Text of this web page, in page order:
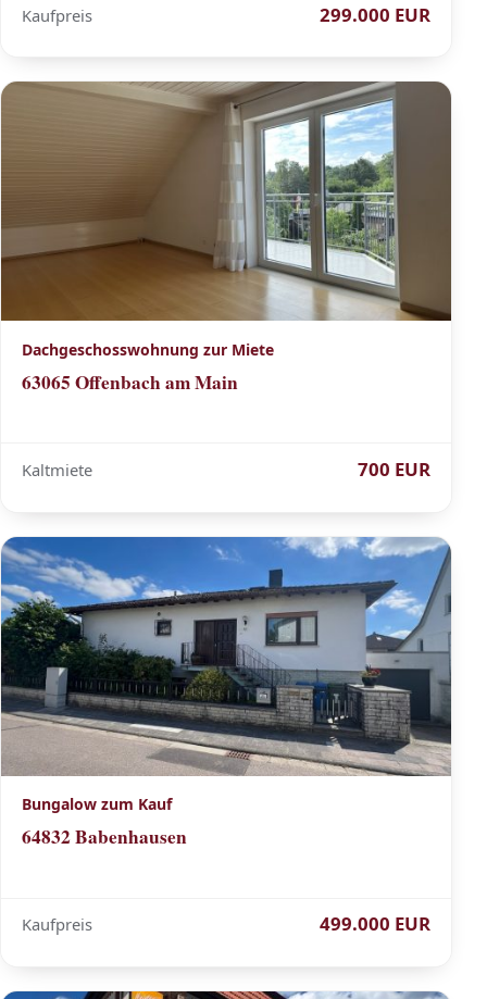
Kaufpreis 299.000 EUR
Dachgeschosswohnung zur Miete
63065 Offenbach am Main
Kaltmiete 700 EUR
Bungalow zum Kauf
64832 Babenhausen
Kaufpreis 499.000 EUR